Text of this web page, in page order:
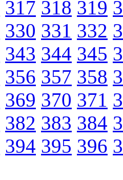
317 318 319
330 331 332
343 344 345
356 357 358
369 370 371
382 383 384
394 395 396